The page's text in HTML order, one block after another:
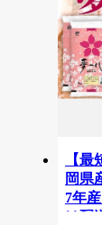
【
岡県
7年
は配